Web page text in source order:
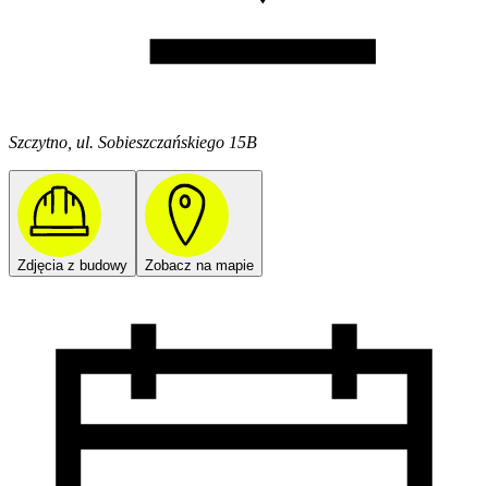
Szczytno, ul. Sobieszczańskiego 15B
Zdjęcia z budowy Zobacz na mapie